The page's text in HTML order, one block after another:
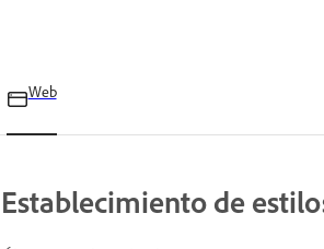
Web
Establecimiento de